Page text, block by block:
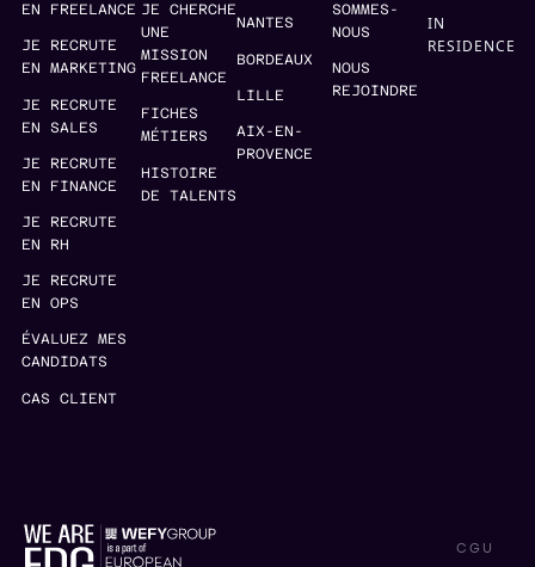
EN FREELANCE
JE RECRUTE
EN MARKETING
JE RECRUTE
EN SALES
JE RECRUTE
EN FINANCE
JE RECRUTE
EN RH
JE RECRUTE
EN OPS
ÉVALUEZ MES
CANDIDATS
CAS CLIENT
JE CHERCHE
UNE
MISSION
FREELANCE
FICHES
MÉTIERS
HISTOIRE
DE TALENTS
NANTES
BORDEAUX
LILLE
AIX-EN-
PROVENCE
SOMMES-
NOUS
NOUS
REJOINDRE
IN
RESIDENCE
CGU